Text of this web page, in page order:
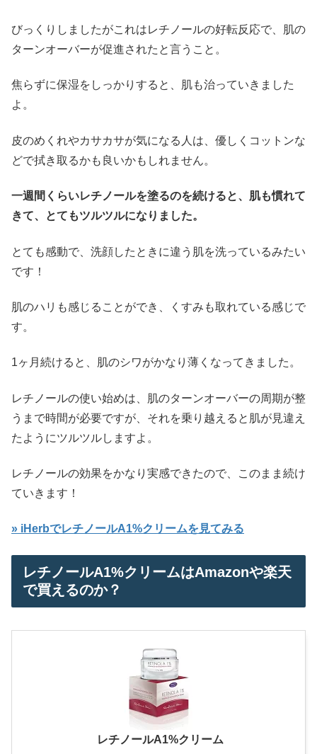
びっくりしましたがこれはレチノールの好転反応で、肌の
ターンオーバーが促進されたと言うこと。
焦らずに保湿をしっかりすると、肌も治っていきました
よ。
皮のめくれやカサカサが気になる人は、優しくコットンな
どで拭き取るかも良いかもしれません。
一週間くらいレチノールを塗るのを続けると、肌も慣れて
きて、とてもツルツルになりました。
とても感動で、洗顔したときに違う肌を洗っているみたい
です！
肌のハリも感じることができ、くすみも取れている感じで
す。
1ヶ月続けると、肌のシワがかなり薄くなってきました。
レチノールの使い始めは、肌のターンオーバーの周期が整
うまで時間が必要ですが、それを乗り越えると肌が見違え
たようにツルツルしますよ。
レチノールの効果をかなり実感できたので、このまま続け
ていきます！
» iHerbでレチノールA1%クリームを見てみる
レチノールA1%クリームはAmazonや楽天
で買えるのか？
レチノールA1%クリーム